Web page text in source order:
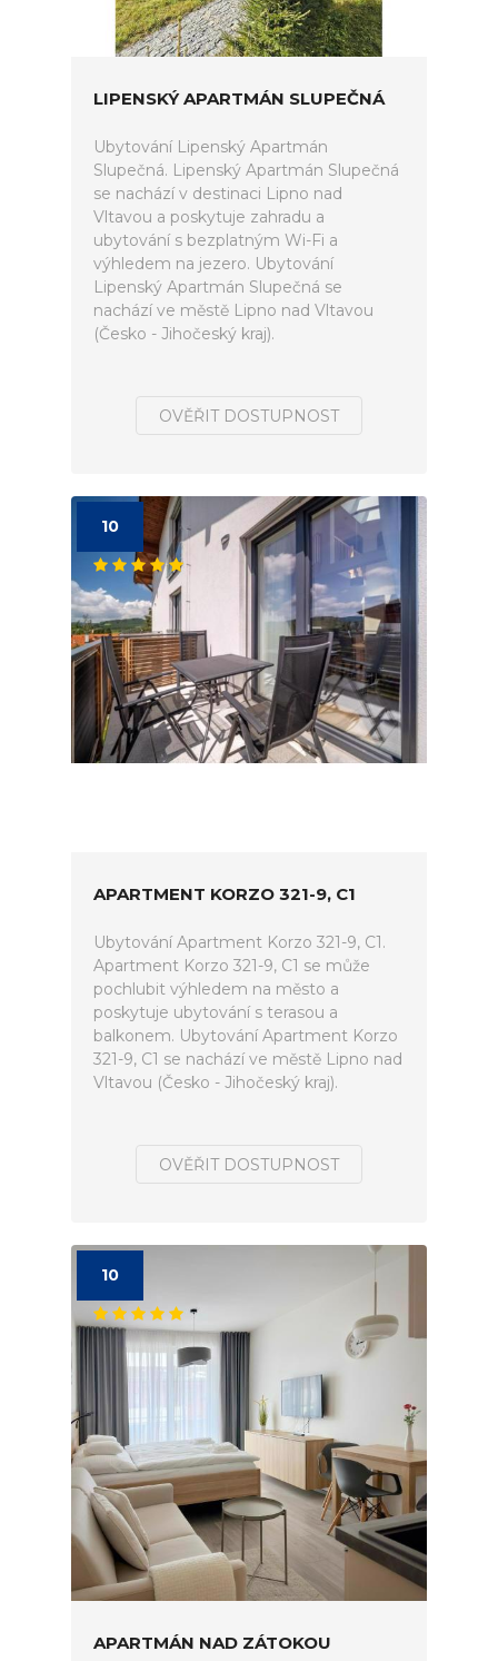
LIPENSKÝ APARTMÁN SLUPEČNÁ
Ubytování Lipenský Apartmán
Slupečná. Lipenský Apartmán Slupečná
se nachází v destinaci Lipno nad
Vltavou a poskytuje zahradu a
ubytování s bezplatným Wi-Fi a
výhledem na jezero. Ubytování
Lipenský Apartmán Slupečná se
nachází ve městě Lipno nad Vltavou
(Česko - Jihočeský kraj).
OVĚŘIT DOSTUPNOST
10
APARTMENT KORZO 321-9, C1
Ubytování Apartment Korzo 321-9, C1.
Apartment Korzo 321-9, C1 se může
pochlubit výhledem na město a
poskytuje ubytování s terasou a
balkonem. Ubytování Apartment Korzo
321-9, C1 se nachází ve městě Lipno nad
Vltavou (Česko - Jihočeský kraj).
OVĚŘIT DOSTUPNOST
10
APARTMÁN NAD ZÁTOKOU